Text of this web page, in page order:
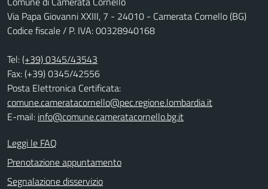
Via Papa Giovanni XXIII, 7 - 24010 - Camerata Cornello (BG)
Codice fiscale / P. IVA: 00328940168
Tel:(+39) 0345/43543
Fax: (+39) 0345/42556
Posta Elettronica Certificata:
comune.cameratacornello@pec.regione.lombardia.it
E-mail: info@comune.cameratacornello.bg.it
Leggi le FAQ
Prenotazione appuntamento
Segnalazione disservizio